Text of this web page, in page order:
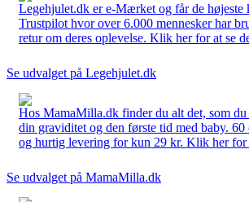
Legehjulet.dk er e-Mærket og får de højeste
Trustpilot hvor over 6.000 mennesker har
retur om deres oplevelse. Klik her for at se
Se udvalget på Legehjulet.dk
Hos MamaMilla.dk finder du alt det, som
din graviditet og den første tid med baby. 60
og hurtig levering for kun 29 kr. Klik her for
Se udvalget på MamaMilla.dk